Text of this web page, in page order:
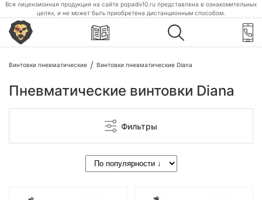
Вся лицензионная продукция на сайте popadiv10.ru представлена в ознакомительных
целях, и не может быть приобретена дистанционным способом.
Винтовки пневматические Винтовки пневматические Diana
Пневматические винтовки Diana
Фильтры